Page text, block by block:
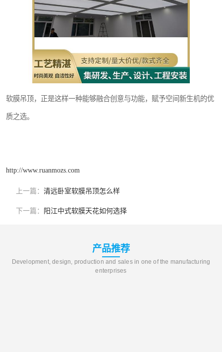
软膜吊顶，正是这样一种能够融合创意与功能，赋予空间新生机的优
质之选。
http://www.ruanmozs.com
上一篇： 清远卧室软膜吊顶怎么样
下一篇： 阳江中式软膜天花如何选择
产品推荐
Development, design, production and sales in one of the manufacturing
enterprises